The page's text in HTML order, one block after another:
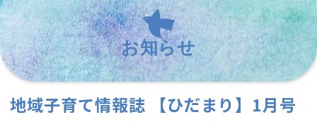
お知らせ
地域子育て情報誌 【ひだまり】1月号